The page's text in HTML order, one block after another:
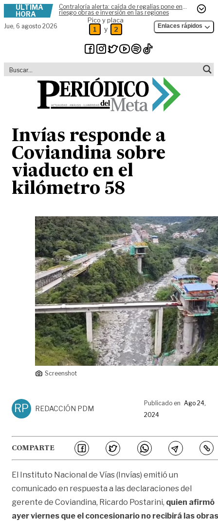
Skip to content
ÚLTIMA
HORA
Contraloría alerta: caída de regalías pone en
riesgo obras e inversión en las regiones
Jue, 6 agosto 2026
Pico y placa
1 y 2 Enlaces rápidos
Invías responde a
Coviandina sobre
viaducto en el
kilómetro 58
Screenshot
RP REDACCIÓN PDM
Publicado en Ago 24,
2024
COMPARTE
El Instituto Nacional de Vías (Invías) emitió un
comunicado en respuesta a las declaraciones del
gerente de Coviandina, Ricardo Postarini, quien afirmó
ayer viernes que el concesionario no recibirá las obras